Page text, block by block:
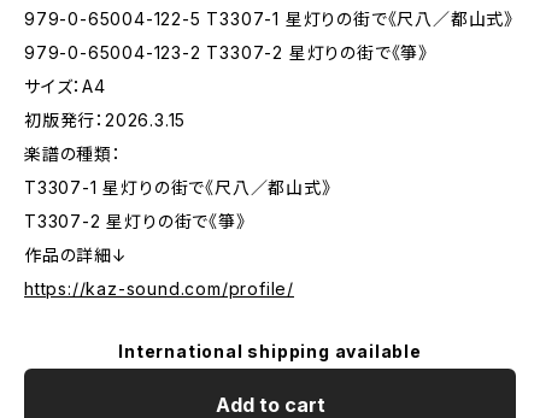
979-0-65004-122-5 T3307-1 星灯りの街で《尺八／都山式》
979-0-65004-123-2 T3307-2 星灯りの街で《箏》
サイズ：A4
初版発行：2026.3.15
楽譜の種類：
T3307-1 星灯りの街で《尺八／都山式》
T3307-2 星灯りの街で《箏》
作品の詳細↓
https://kaz-sound.com/profile/
International shipping available
Add to cart